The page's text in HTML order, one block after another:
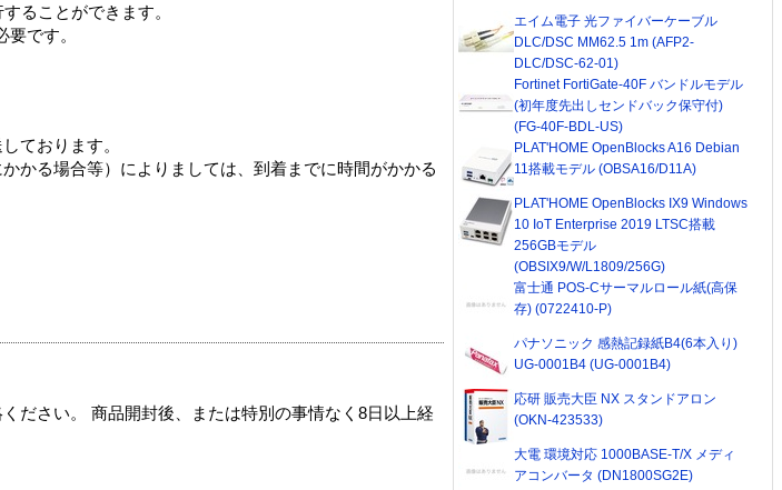
ることができます。
です。
ております。
かる場合等）によりましては、到着までに時間がかかる
ださい。 商品開封後、または特別の事情なく8日以上経
エイム電子 光ファイバーケーブル
DLC/DSC MM62.5 1m (AFP2-
DLC/DSC-62-01)
Fortinet FortiGate-40F バンドルモデル
(初年度先出しセンドバック保守付)
(FG-40F-BDL-US)
PLAT'HOME OpenBlocks A16 Debian
11搭載モデル (OBSA16/D11A)
PLAT'HOME OpenBlocks IX9 Windows
10 IoT Enterprise 2019 LTSC搭載
256GBモデル
(OBSIX9/W/L1809/256G)
富士通 POS-Cサーマルロール紙(高保
存) (0722410-P)
パナソニック 感熱記録紙B4(6本入り)
UG-0001B4 (UG-0001B4)
応研 販売大臣 NX スタンドアロン
(OKN-423533)
大電 環境対応 1000BASE-T/X メディ
アコンバータ (DN1800SG2E)